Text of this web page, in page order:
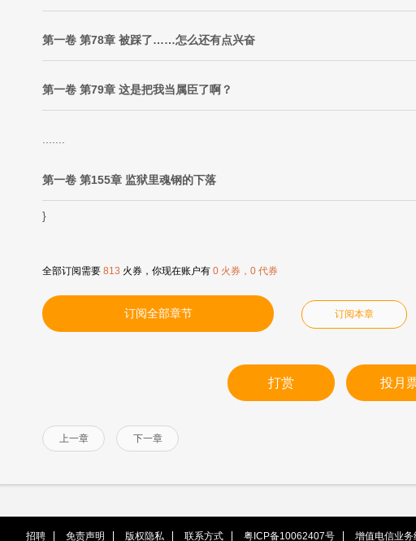
第一卷 第78章 被踩了……怎么还有点兴奋
第一卷 第79章 这是把我当属臣了啊？
第一卷 第155章 监狱里魂钢的下落
}
全部订阅需要 813 火券，你现在账户有 0 火券，0 代券
订阅全部章节 订阅本章
打赏 投月
上一章 下一章
招聘 免责声明 版权隐私 联系方式 粤ICP备10062407号 增值电信业